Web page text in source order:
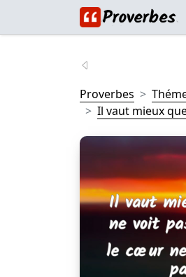
Proverbes
Il vaut mieux